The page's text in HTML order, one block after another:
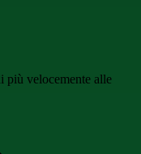
più velocemente alle